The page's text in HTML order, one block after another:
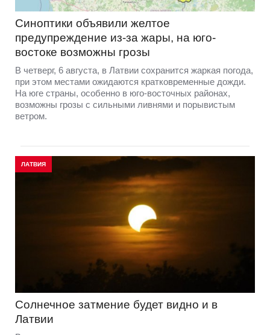
Синоптики объявили желтое
предупреждение из-за жары, на юго-
востоке возможны грозы
В четверг, 6 августа, в Латвии сохранится жаркая погода,
при этом местами ожидаются кратковременные дожди.
На юге страны, особенно в юго-восточных районах,
возможны грозы с сильными ливнями и порывистым
ветром.
ЛАТВИЯ
Солнечное затмение будет видно и в
Латвии